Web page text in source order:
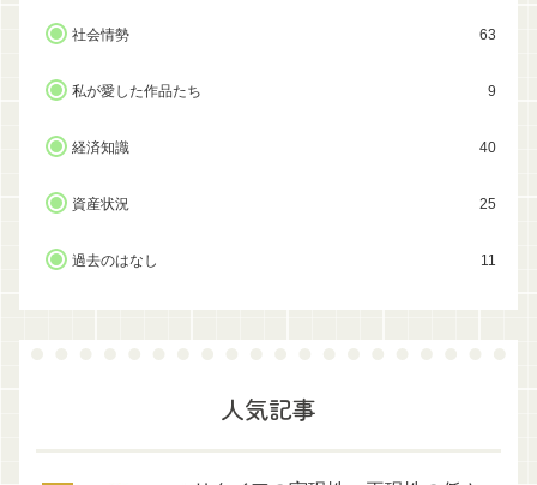
社会情勢 63
私が愛した作品たち 9
経済知識 40
資産状況 25
過去のはなし 11
人気記事